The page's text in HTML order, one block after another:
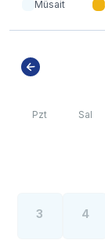
Müsait
Pzt Sal
3 4